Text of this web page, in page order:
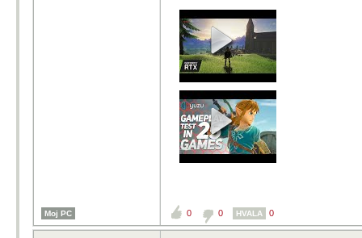
jedna dobra
popustio
PC...sa
cijenu
Gameplay A
renesansa
Dječje forice :-)
Moj PC 0 0 HVALA 0